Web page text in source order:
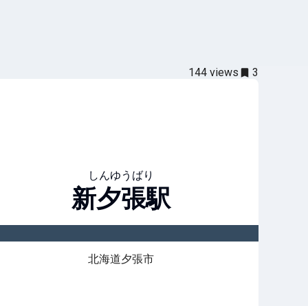
144 views 3
しんゆうばり
新夕張駅
北海道夕張市